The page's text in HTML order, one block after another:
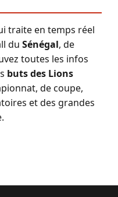
traite en temps réel
du Sénégal, de
toutes les infos
buts des Lions
de coupe,
et des grandes